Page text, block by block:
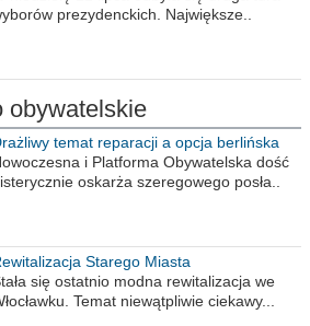
prezydenckich. Największe..
obywatelskie
temat reparacji a opcja berlińska
i Platforma Obywatelska dość
oskarża szeregowego posła..
Starego Miasta
się ostatnio modna rewitalizacja we
Temat niewątpliwie ciekawy...